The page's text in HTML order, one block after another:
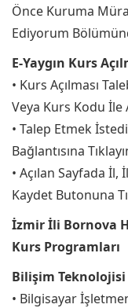
Önce Kuruma
Ediyorum
E-Yaygın Kurs
• Kurs Açılması
Veya Kurs Kodu İle
• Talep Etmek
Bağlantısına
• Açılan Sayfada
Kaydet Butonuna
İzmir İli Bornova
Kurs Programları
Bilişim Teknolojisi
• Bilgisayar